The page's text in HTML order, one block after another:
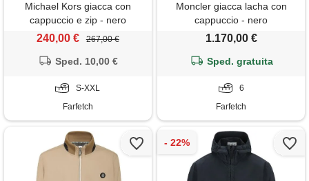
Michael Kors giacca con
cappuccio e zip - nero
240,00 € 267,00 €
Sped. 10,00 €
S-XXL
Farfetch
Moncler giacca lacha con
cappuccio - nero
1.170,00 €
Sped. gratuita
6
Farfetch